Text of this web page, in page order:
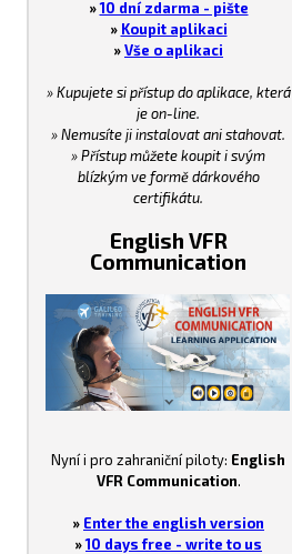
»10 dní zdarma - pište
» Koupit aplikaci
»Vše o aplikaci
» Kupujete si přístup do aplikace, která
je on-line.
» Nemusíte ji instalovat ani stahovat.
» Přístup můžete koupit i svým
blízkým ve formě dárkového
certifikátu.
English VFR
Communication
Nyní i pro zahraniční piloty: English
VFR Communication.
» Enter the english version
»10 days free - write to us